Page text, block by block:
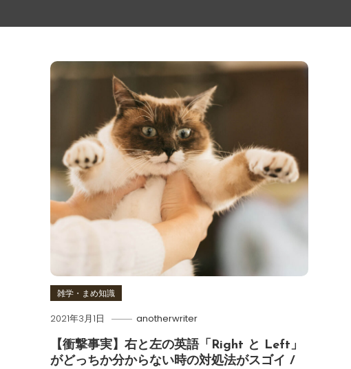
雑学・まめ知識
2021年3月1日 anotherwriter
【衝撃事実】右と左の英語「Right と Left」
がどっちか分からない時の対処法がスゴイ /